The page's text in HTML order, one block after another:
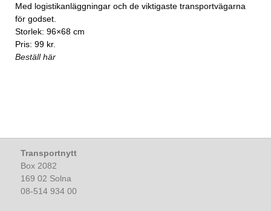
Med logistikanläggningar och de viktigaste transportvägarna
för godset.
Storlek: 96×68 cm
Pris: 99 kr.
Beställ här
Transportnytt
Box 2082
169 02 Solna
08-514 934 00